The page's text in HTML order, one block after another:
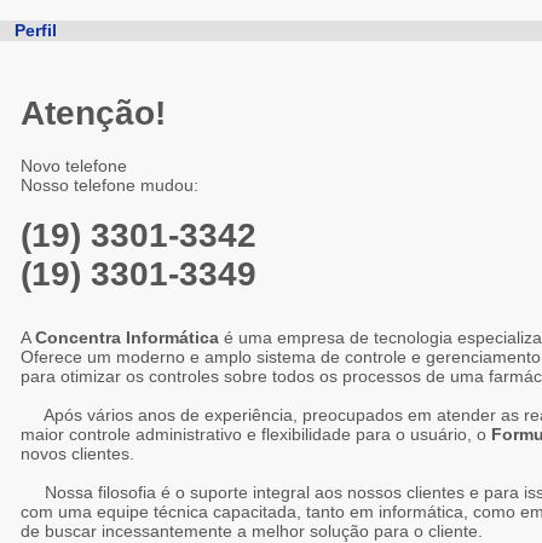
Perfil
Atenção!
Novo telefone
Nosso telefone mudou:
(19) 3301-3342
(19) 3301-3349
AConcentra Informática é uma empresa de tecnologia
Oferece um moderno e amplo sistema de controle e
para otimizar os controles sobre todos os processos de uma
Após vários anos de experiência, preocupados em atender as
maior controle administrativo e flexibilidade para o usuário, o
novos clientes.
Nossa filosofia é o suporte integral aos nossos clientes e para
com uma equipe técnica capacitada, tanto em informática, como
de buscar incessantemente a melhor solução para o cliente.